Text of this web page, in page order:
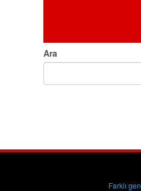
Ara
Farklı